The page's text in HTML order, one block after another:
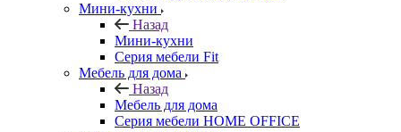
Мини-кухни
Назад
Мини-кухни
Серия мебели Fit
Мебель для дома
Назад
Мебель для дома
Серия мебели HOME OFFICE